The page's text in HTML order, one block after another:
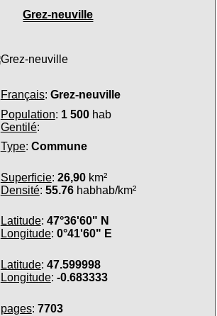
Grez-neuville
Français: Grez-neuville
Population: 1 500hab
Gentilé:
Type: Commune
Superficie: 26,90km²
Densité: 55.76habhab/km²
Latitude: 47°36'60" N
Longitude: 0°41'60" E
Latitude: 47.599998
Longitude: -0.683333
pages: 7703